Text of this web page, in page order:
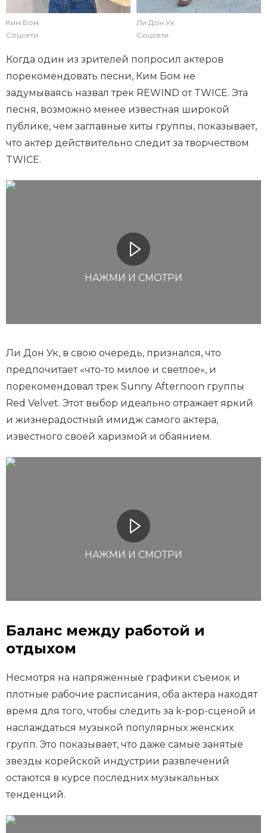
Ким Бом
Соцсети
Ли Дон Ук
Соцсети
Когда один из зрителей попросил актеров
порекомендовать песни, Ким Бом не
задумываясь назвал трек REWIND от TWICE. Эта
песня, возможно менее известная широкой
публике, чем заглавные хиты группы, показывает,
что актер действительно следит за творчеством
TWICE.
НАЖМИ И СМОТРИ
Ли Дон Ук, в свою очередь, признался, что
предпочитает «что-то милое и светлое», и
порекомендовал трек Sunny Afternoon группы
Red Velvet. Этот выбор идеально отражает яркий
и жизнерадостный имидж самого актера,
известного своей харизмой и обаянием.
НАЖМИ И СМОТРИ
Баланс между работой и
отдыхом
Несмотря на напряженные графики съемок и
плотные рабочие расписания, оба актера находят
время для того, чтобы следить за k-pop-сценой и
наслаждаться музыкой популярных женских
групп. Это показывает, что даже самые занятые
звезды корейской индустрии развлечений
остаются в курсе последних музыкальных
тенденций.